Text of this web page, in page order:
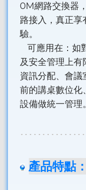
0M網路交換器
路接入，真正享
驗。
可應用在：如
及安全管理上有
資訊分配、會
前的講桌數位化
設備做統一管理。
產品特點：